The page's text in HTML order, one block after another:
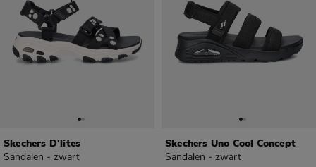
Skechers D'lites
Sandalen - zwart
Skechers Uno Cool Concept
Sandalen - zwart